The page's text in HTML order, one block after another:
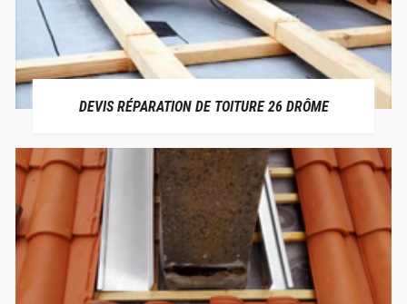
DEVIS RÉPARATION DE TOITURE 26 DRÔME